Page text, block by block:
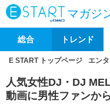
マガジ
総合 トレンド
E START トップページ エンタ
人気女性DJ・DJ
動画に男性ファンか